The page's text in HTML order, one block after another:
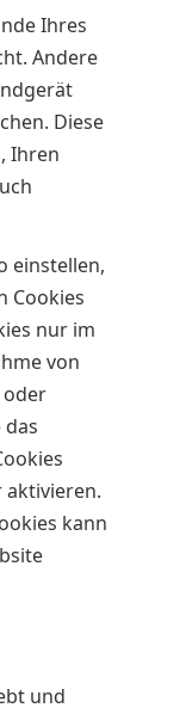
Ihres
Andere
Diese
Ihren
einstellen,
Cookies
nur im
von
oder
aktivieren.
kann
und